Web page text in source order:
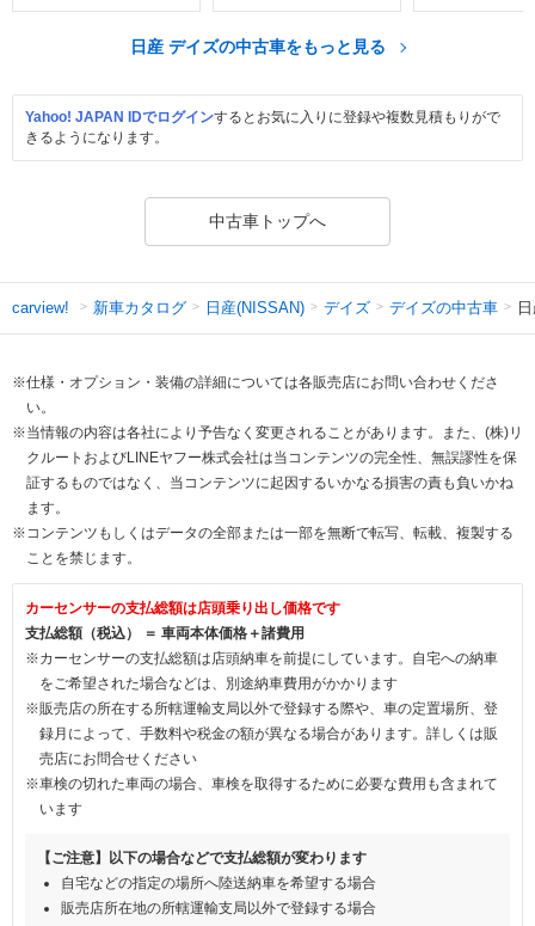
日産 デイズの中古車をもっと見る
Yahoo! JAPAN IDでログインするとお気に入りに登録や複数見積もりがで
きるようになります。
中古車トップへ
carview! 新車カタログ 日産(NISSAN) デイズ デイズの中古車
※仕様・オプション・装備の詳細については各販売店にお問い合わせくださ
い。
※当情報の内容は各社により予告なく変更されることがあります。また、(株)リ
クルートおよびLINEヤフー株式会社は当コンテンツの完全性、無誤謬性を保
証するものではなく、当コンテンツに起因するいかなる損害の責も負いかね
ます。
※コンテンツもしくはデータの全部または一部を無断で転写、転載、複製する
ことを禁じます。
カーセンサーの支払総額は店頭乗り出し価格です
支払総額（税込） ＝ 車両本体価格＋諸費用
※カーセンサーの支払総額は店頭納車を前提にしています。自宅への納車
をご希望された場合などは、別途納車費用がかかります
※販売店の所在する所轄運輸支局以外で登録する際や、車の定置場所、登
録月によって、手数料や税金の額が異なる場合があります。詳しくは販
売店にお問合せください
※車検の切れた車両の場合、車検を取得するために必要な費用も含まれて
います
【ご注意】以下の場合などで支払総額が変わります
自宅などの指定の場所へ陸送納車を希望する場合
販売店所在地の所轄運輸支局以外で登録する場合